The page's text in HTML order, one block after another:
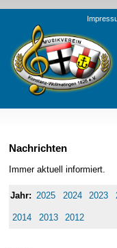
Verein
Vorstand
Orchester
Nachrichten
Immer aktuell informiert.
2025 2024 2023
2014 2013 2012